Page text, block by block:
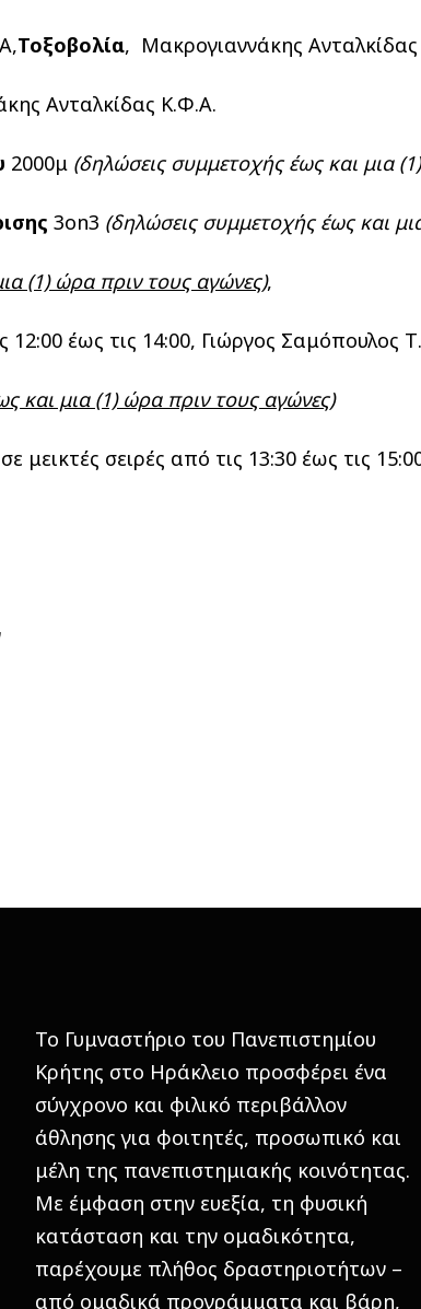
Τοξοβολία, Μακρoγιαννάκης
Ανταλκίδας Κ.Φ.Α.
2000μ (δηλώσεις συμμετοχής έως και μια
3on3 (δηλώσεις συμμετοχής έως και
(1) ώρα πριν τους αγώνες),
έως τις 14:00, Γιώργος Σαμόπουλος
και μια (1) ώρα πριν τους αγώνες)
μεικτές σειρές από τις 13:30 έως τις
Το Γυμναστήριο του Πανεπιστημίου
Κρήτης στο Ηράκλειο προσφέρει ένα
σύγχρονο και φιλικό περιβάλλον
άθλησης για φοιτητές, προσωπικό και
μέλη της πανεπιστημιακής κοινότητας.
Με έμφαση στην ευεξία, τη φυσική
κατάσταση και την ομαδικότητα,
παρέχουμε πλήθος δραστηριοτήτων –
από ομαδικά προγράμματα και βάρη,